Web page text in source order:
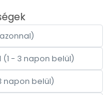
(1 - 3 napon belül)
napon belül)